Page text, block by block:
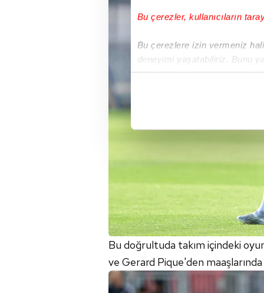
Bu çerezler, kullanıcıların
Bu çerezlere izin vermeniz
deneyimi yaşatabiliriz. Bunu
içerikleri sunabilmek adına
Her halükârda, kullanıcılar,
Sizlere daha iyi bir hizmet
çerezler vasıtasıyla çeşitli
amacıyla kullanılmaktadır.
reklam/pazarlama
Çerezlere ilişkin tercihlerinizi
butonuna tıklayabilir,Çerez
6698 sayılı Kişisel Verilerin
mevzuata uygun olarak
Bu doğrultuda takım içindeki
ve Gerard Pique'den